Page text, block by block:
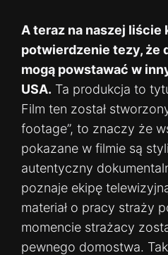
A teraz na naszej liście
potwierdzenie tezy, że
mogą powstawać w
USA. Ta produkcja to
Film ten został
footage”, to znaczy że
pokazane w filmie są
autentyczny
poznaje ekipę
materiał o pracy straży
momencie strażacy
pewnego domostwa.